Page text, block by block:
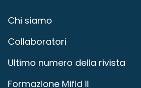
Chi siamo
Collaboratori
Ultimo numero della rivista
Formazione Mifid II